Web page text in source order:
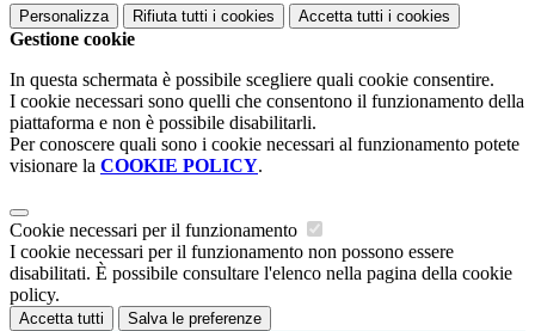
Personalizza Rifiuta tutti i cookies Accetta tutti i cookies
Gestione cookie
In questa schermata è possibile scegliere quali cookie consentire.
I cookie necessari sono quelli che consentono il funzionamento della
piattaforma e non è possibile disabilitarli.
Per conoscere quali sono i cookie necessari al funzionamento potete
visionare la COOKIE POLICY.
Cookie necessari per il funzionamento
I cookie necessari per il funzionamento non possono essere
disabilitati. È possibile consultare l'elenco nella pagina della cookie
policy.
Accetta tutti Salva le preferenze